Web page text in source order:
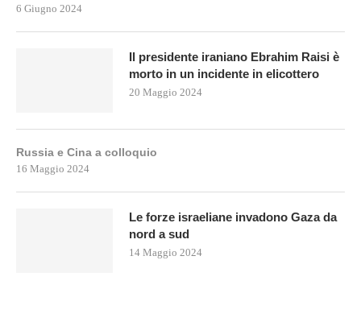
6 Giugno 2024
Il presidente iraniano Ebrahim Raisi è
morto in un incidente in elicottero
20 Maggio 2024
Russia e Cina a colloquio
16 Maggio 2024
Le forze israeliane invadono Gaza da
nord a sud
14 Maggio 2024